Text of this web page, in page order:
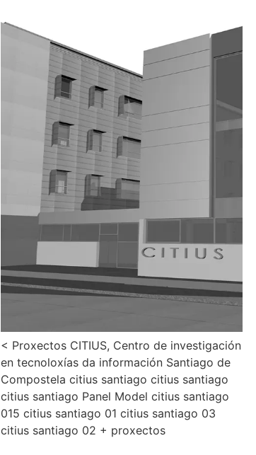
< Proxectos CITIUS, Centro de investigación
en tecnoloxías da información Santiago de
Compostela citius santiago citius santiago
citius santiago Panel Model citius santiago
015 citius santiago 01 citius santiago 03
citius santiago 02 + proxectos